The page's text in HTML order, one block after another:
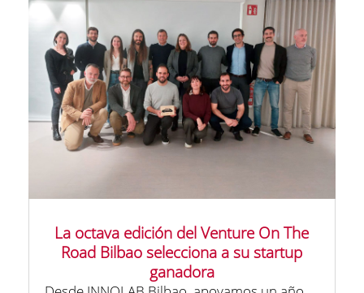
La octava edición del Venture On The
Road Bilbao selecciona a su startup
ganadora